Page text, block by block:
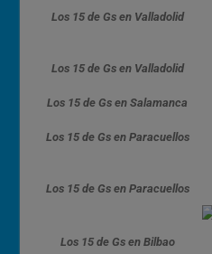
Los 15 de Gs en Valladolid
Los 15 de Gs en Valladolid
Los 15 de Gs en Salamanca
Los 15 de Gs en Paracuellos
Los 15 de Gs en Paracuellos
Los 15 de Gs en Bilbao